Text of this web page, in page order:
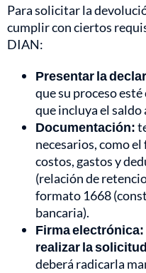
Para solicitar la
cumplir con ciertos
DIAN:
Presentar la
que su proceso
que incluya el saldo
Documentación:
necesarios, como
costos, gastos y
(relación de
formato 1668
bancaria).
Firma electrónica:
realizar la
deberá radicarla